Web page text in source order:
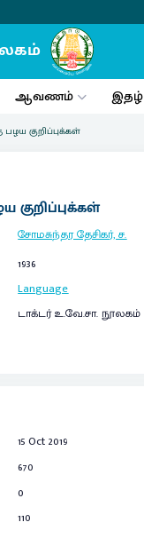
ஆவணம் இதழ்
குறிப்புக்கள்
குறிப்புக்கள்
சோமசுந்தர தேசிகர், ச.
1936
Language
டாக்டர் உ.வே.சா. நூலகம்
15 Oct 2019
670
0
110